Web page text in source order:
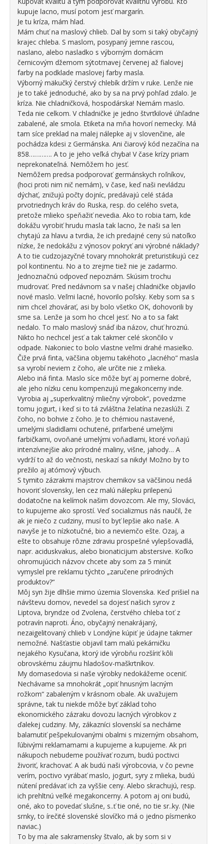
kupuje lacno, musí potom jesť margarín.
Je tu kríza, mám hlad.
Mám chuť na maslový chlieb. Dal by som si taký obyčajný
krajec chleba. S maslom, posypaný jemne rascou,
naslano, alebo nasladko s výborným domácim
černicovým džemom sýtotmavej červenej až fialovej
farby na podklade maslovej farby masla.
Výborný mäkučký čerstvý chlebík držím v ruke. Lenže nie
je to také jednoduché, ako by sa na prvý pohľad zdalo. Je
kríza. Nie chladničková, hospodárska! Nemám maslo.
Teda nie celkom. V chladničke je jedno štvrťkilové úhľadne
zabalené, ale smola. Etiketa na mňa hovorí nemecky. Má
tam síce preklad na malej nálepke aj v slovenčine, ale
pochádza kdesi z Germánska. Ani čiarový kód nezačína na
858…………. A to je jeho veľká chyba! V čase krízy priam
neprekonateľná. Nemôžem ho jesť.
Nemôžem predsa podporovať germánskych roľníkov,
(hoci proti nim nič nemám), v čase, keď naši nevládzu
dýchať, znižujú počty dojníc, predávajú celé stáda
prvotriednych kráv do Ruska, resp. do celého sveta,
pretože mlieko speňažiť nevedia. Ako to robia tam, kde
dokážu vyrobiť hrudu masla tak lacno, že naši sa len
chytajú za hlavu a tvrdia, že ich predajné ceny sú natoľko
nízke, že nedokážu z výnosov pokryť ani výrobné náklady?
A to tie cudzojazyčné tovary mnohokrát preturistikujú cez
pol kontinentu. No a to zrejme tiež nie je zadarmo.
Jednoznačnú odpoveď nepoznám. Skúsim trochu
mudrovať. Pred nedávnom sa v našej chladničke objavilo
nové maslo. Veľmi lacné, hovorilo poľsky. Keby som sa s
nim chcel zhovárať, asi by bolo všetko OK, dohovorili by
sme sa. Lenže ja som ho chcel jesť. No a to sa fakt
nedalo. To malo maslový snáď iba názov, chuť hroznú.
Nikto ho nechcel jesť a tak takmer celé skončilo v
odpade. Nakoniec to bolo vlastne veľmi drahé masielko.
Čiže prvá finta, väčšina objemu takéhoto „lacného“ masla
sa vyrobí neviem z čoho, ale určite nie z mlieka.
Alebo iná finta. Maslo síce môže byť aj pomerne dobré,
ale jeho nízku cenu kompenzujú megakoncerny inde.
Vyrobia aj „superkvalitný mliečny výrobok“, povedzme
tomu jogurt, i keď si to tá zvláštna želatína nezaslúži. Z
čoho, no bohvie z čoho. Je to chémiou nastavené,
umelými sladidlami ochutené, prifarbené umelými
farbičkami, ovoňané umelými voňadlami, ktoré voňajú
intenzívnejšie ako prírodné maliny, višne, jahody… A
vydrží to až do večnosti, neskazí sa nikdy! Možno by to
prežilo aj atómový výbuch.
S tymito zázrakmi majstrov chemikov sa väčšinou nedá
hovoriť slovensky, len cez malú nálepku prilepenú
dodatočne na kelímok našim dovozcom. Ale my, Slováci,
to kupujeme ako sprostí. Veď socializmus nás naučil, že
ak je niečo z cudziny, musí to byť lepšie ako naše. A
navyše je to nízkotučné, bio a neviemčo ešte. Ozaj, a
ešte to obsahuje rôzne zdraviu prospešné vylepšovadlá,
napr. aciduskvakus, alebo bionaticijum abstersive. Koľko
ohromujúcich názvov chcete aby som za 5 minút
vymyslel pre reklamu týchto „zaručene prírodných
produktov?“
Môj syn žije dlhšie mimo územia Slovenska. Keď prišiel na
návštevu domov, nevedel sa dojesť našich syrov z
Liptova, bryndze od Zvolena, čerstvého chleba toť z
potravín naproti. Áno, obyčajný nenakrájaný,
nezaigelitovaný chlieb v Londýne kúpiť je údajne takmer
nemožné. Našťastie objavil tam malú pekárničku
nejakého Kysučana, ktorý ide výrobňu rozšíriť kôli
obrovskému záujmu hladošov-maškrtníkov.
My domasedovia si naše výrobky nedokážeme oceniť.
Nechávame sa mnohokrát „opiť hnusným lacným
rožkom“ zabaleným v krásnom obale. Ak uvažujem
správne, tak tu niekde môže byť základ toho
ekonomického zázraku dovozu lacných výrobkov z
ďalekej cudziny. My, zákazníci slovenskí sa necháme
balamutiť pešpekulovanými obalmi s mizerným obsahom,
ľúbivými reklamamami a kupujeme a kupujeme. Ak pri
nákupoch nebudeme používať rozum, budú poctivci
živoriť, krachovať. A ak budú naši výrobcovia, v čo pevne
verím, poctivo vyrábať maslo, jogurt, syry z mlieka, budú
nútení predávať ich za vyššie ceny. Alebo skrachujú, resp.
ich prehltnú veľké megakoncerny. A potom aj oni budú,
oné, ako to povedať slušne, s..ť tie oné, no tie sr..ky. (Nie
srnky, to írečité slovenské slovíčko má o jedno písmenko
naviac.)
To by ma ale sakramensky štvalo, ak by som si v